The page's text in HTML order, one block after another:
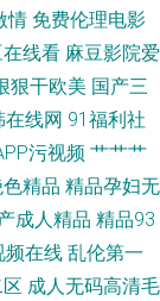
频免费 欧美人妖网
情 免费伦理电影
线看 麻豆影院爱
狠干欧美 国产三
在线网 91福利社
污视频 艹艹艹
精品 精品孕妇无
成人精品 精品93
频在线 乱伦第一
成人无码高清毛